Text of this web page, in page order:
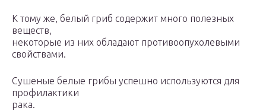
К тому же, белый гриб содержит много полезных
веществ,
некоторые из них обладают противоопухолевыми
свойствами.
Сушеные белые грибы успешно используются для
профилактики
рака.